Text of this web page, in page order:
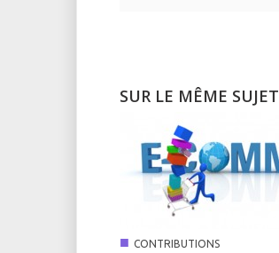
SUR LE MÊME SUJET
■ CONTRIBUTIONS